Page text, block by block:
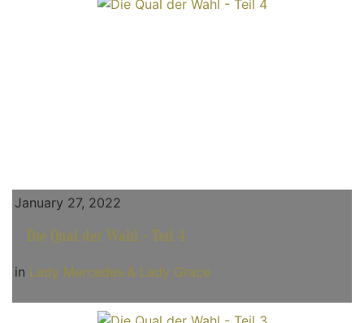
January 27, 2022
Die Qual der Wahl - Teil 4
in Lady Mercedes & Lady Grace